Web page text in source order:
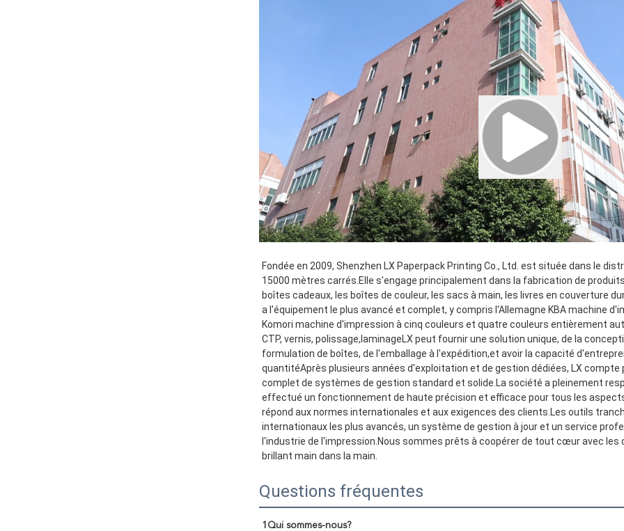
00:00
03:00
Fondée en 2009, Shenzhen LX Paperpack Printing Co., Ltd. est située dans le
15000 mètres carrés.Elle s'engage principalement dans la fabrication de
boîtes cadeaux, les boîtes de couleur, les sacs à main, les livres en couverture
a l'équipement le plus avancé et complet, y compris l'Allemagne KBA machine
Komori machine d'impression à cinq couleurs et quatre couleurs entièrement
CTP, vernis, polissage,laminageLX peut fournir une solution unique, de la
formulation de boîtes, de l'emballage à l'expédition,et avoir la capacité
quantitéAprès plusieurs années d'exploitation et de gestion dédiées, LX
complet de systèmes de gestion standard et solide.La société a pleinement
effectué un fonctionnement de haute précision et efficace pour tous les
répond aux normes internationales et aux exigences des clients.Les outils
internationaux les plus avancés, un système de gestion à jour et un service
l'industrie de l'impression.Nous sommes prêts à coopérer de tout cœur avec
brillant main dans la main.
Questions fréquentes
1Qui sommes-nous?